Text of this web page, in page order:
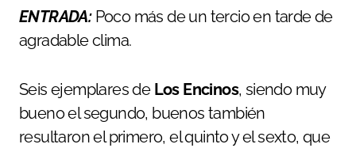
ENTRADA:Poco más de un tercio en tarde de
agradable clima.
Seis ejemplares de Los Encinos, siendo muy
bueno el segundo, buenos también
resultaron el primero, el quinto y el sexto, que